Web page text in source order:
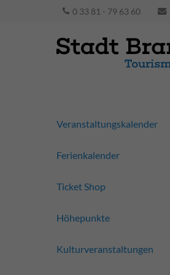
0 33 81 - 79 63 60
Veranstaltungskalender
Ferienkalender
Ticket Shop
Höhepunkte
Kulturveranstaltungen